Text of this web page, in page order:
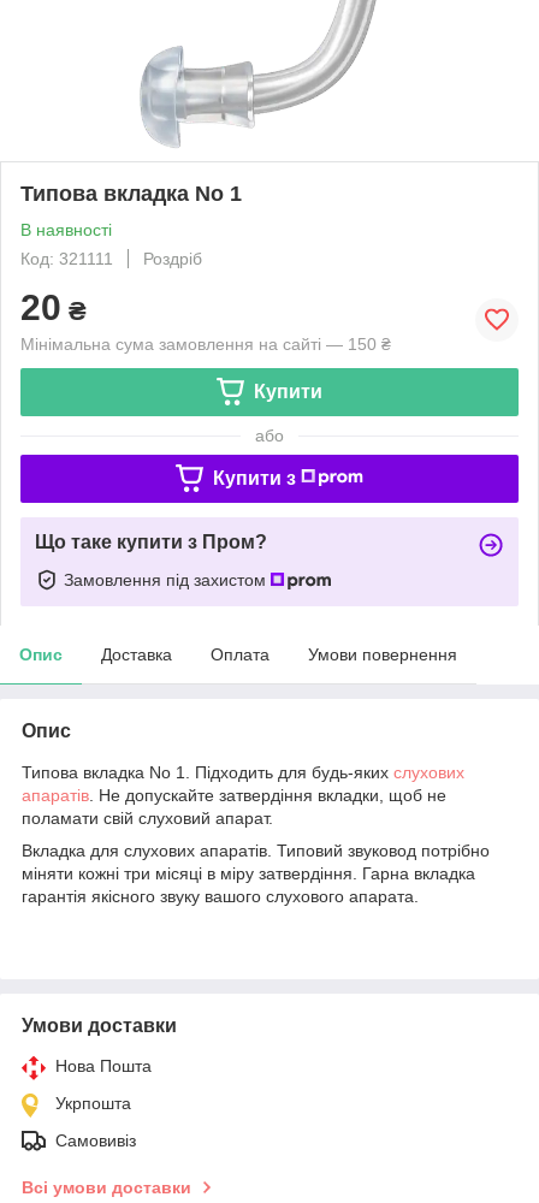
Типова вкладка No 1
В наявності
Код: 321111
Роздріб
20 ₴
Мінімальна сума замовлення на сайті — 150 ₴
Купити
або
Купити з
Що таке купити з Пром?
Замовлення під захистом
Опис Доставка Оплата Умови повернення
Опис
Типова вкладка No 1. Підходить для будь-яких слухових
апаратів . Не допускайте затвердіння вкладки, щоб не
поламати свій слуховий апарат.
Вкладка для слухових апаратів. Типовий звуковод потрібно
міняти кожні три місяці в міру затвердіння. Гарна вкладка
гарантія якісного звуку вашого слухового апарата.
Умови доставки
Нова Пошта
Укрпошта
Самовивіз
Всі умови доставки